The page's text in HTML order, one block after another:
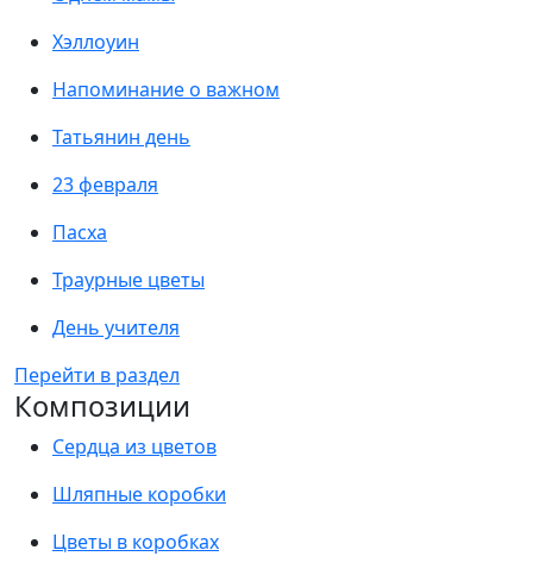
Хэллоуин
Напоминание о важном
Татьянин день
23 февраля
Пасха
Траурные цветы
День учителя
Перейти в раздел
Композиции
Сердца из цветов
Шляпные коробки
Цветы в коробках